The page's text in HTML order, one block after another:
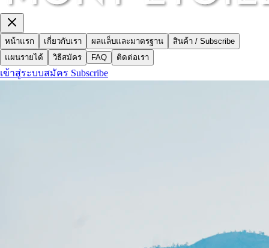
หน้าแรก เกี่ยวกับเรา ผลแล็บและมาตรฐาน
สินค้า / Subscribe
แผนรายได้
วิธีสมัคร FAQ ติดต่อเรา
เข้าสู่ระบบสมัคร Subscribe